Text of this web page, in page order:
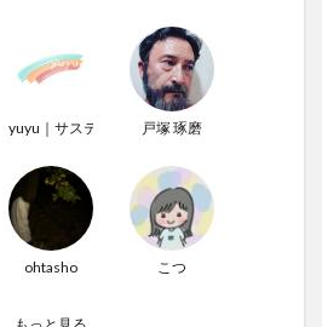
yuyu｜サステナぶる男戸塚 琢磨
ohtasho こつ